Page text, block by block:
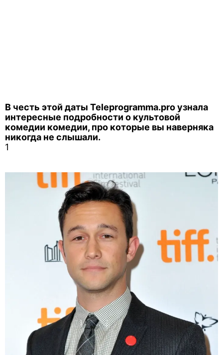
В честь этой даты Teleprogramma.pro узнала
интересные подробности о культовой
комедии комедии, про которые вы наверняка
никогда не слышали.
1